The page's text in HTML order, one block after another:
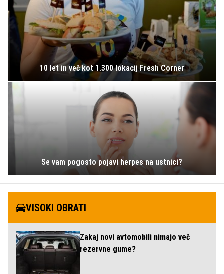
10 let in več kot 1.300 lokacij Fresh Corner
Se vam pogosto pojavi herpes na ustnici?
VISOKI OBRATI
Zakaj novi avtomobili nimajo več
rezervne gume?